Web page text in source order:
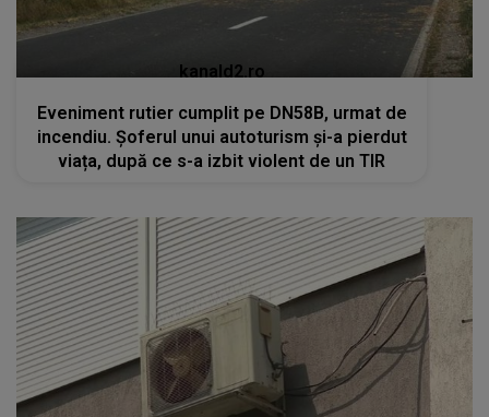
kanald2.ro
Eveniment rutier cumplit pe DN58B, urmat de
incendiu. Șoferul unui autoturism și-a pierdut
viața, după ce s-a izbit violent de un TIR